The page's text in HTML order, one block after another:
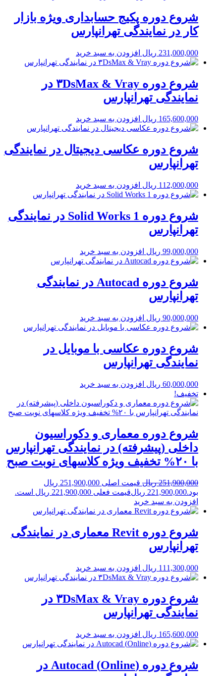
شروع دوره پکیج حسابداری ویژه بازار
کار در نمایندگی تهرانپارس
231,000,000 ریال افزودن به سبد خرید
شروع دوره ۳DsMax & Vray در
نمایندگی تهرانپارس
165,600,000 ریال افزودن به سبد خرید
شروع دوره عکاسی دیجیتال در نمایندگی
تهرانپارس
112,000,000 ریال افزودن به سبد خرید
شروع دوره Solid Works 1 در نمایندگی
تهرانپارس
99,000,000 ریال افزودن به سبد خرید
شروع دوره Autocad در نمایندگی
تهرانپارس
90,000,000 ریال افزودن به سبد خرید
شروع دوره عکاسی با موبایل در
نمایندگی تهرانپارس
60,000,000 ریال افزودن به سبد خرید
تخفیف!
شروع دوره معماری و دکوراسیون
داخلی (پیشرفته) در نمایندگی تهرانپارس
با ۲۰% تخفیف ویژه کلاسهای نوبت صبح
251,900,000 ریال
قیمت اصلی 251,900,000 ریال
بود.221,900,000 ریالقیمت فعلی 221,900,000 ریال است.
افزودن به سبد خرید
شروع دوره Revit معماری در نمایندگی
تهرانپارس
111,300,000 ریال افزودن به سبد خرید
شروع دوره ۳DsMax & Vray در
نمایندگی تهرانپارس
165,600,000 ریال افزودن به سبد خرید
شروع دوره (Online) Autocad در